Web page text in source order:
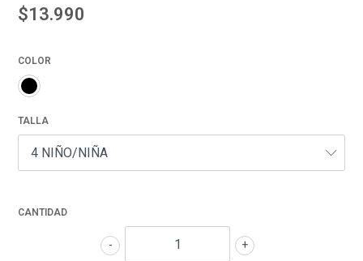
$13.990
COLOR
TALLA
CANTIDAD
+
-